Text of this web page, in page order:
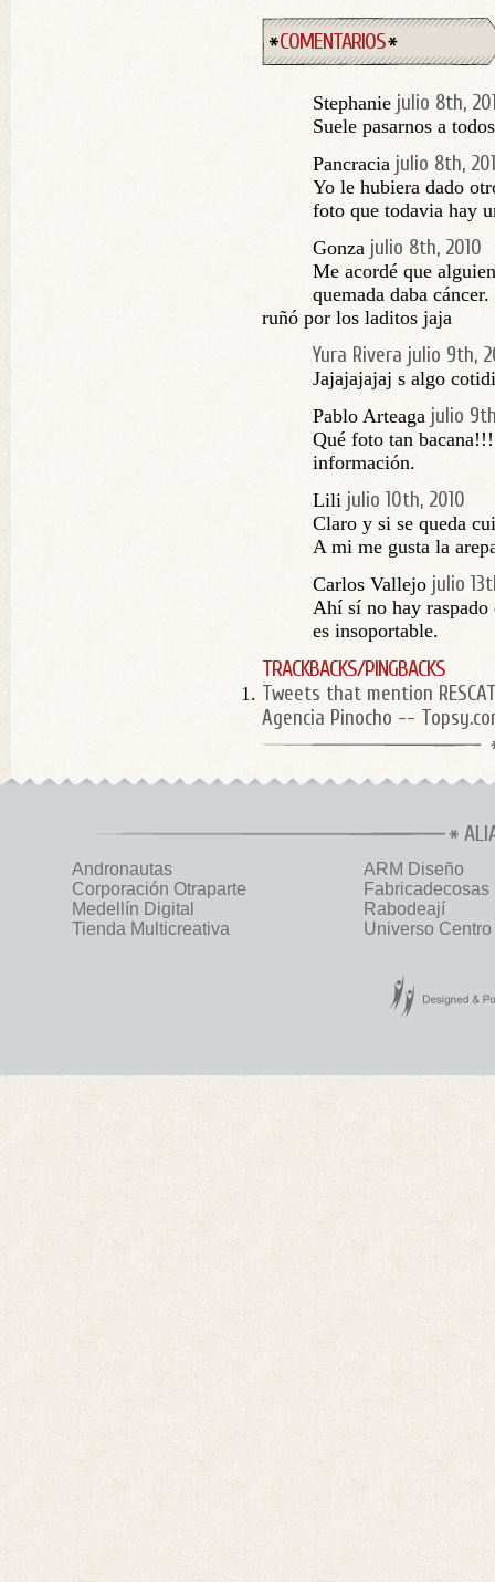
COMENTARIOS
Stephanie julio 8th,
Suele pasarnos a
Pancracia julio 8th,
Yo le hubiera dado
foto que todavia hay
Gonza julio 8th, 2010
Me acordé que
quemada daba
ruñó por los laditos jaja
Yura Rivera julio 9th,
Jajajajajaj s algo
Pablo Arteaga julio
Qué foto tan
información.
Lili julio 10th, 2010
Claro y si se queda
A mi me gusta la
Carlos Vallejo julio
Ahí sí no hay raspado
es insoportable.
TRACKBACKS/PINGBACKS
Tweets that mention
Agencia Pinocho --
Andronautas
ARM Diseño
Corporación Otraparte
Fabricadecosas
Medellín Digital
Rabodeají
Tienda Multicreativa
Universo Centro